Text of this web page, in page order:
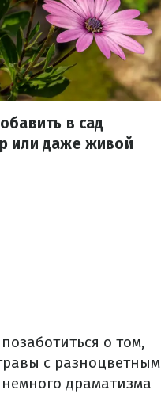
в сад
или даже живой
о том,
с разноцветным
драматизма